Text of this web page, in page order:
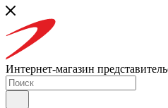
Интернет-магазин